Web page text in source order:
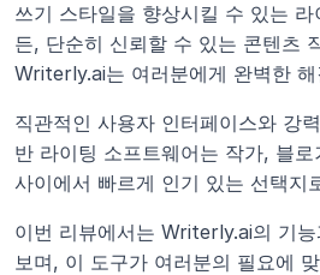
쓰기 스타일을 향상시킬 수 있는
든, 단순히 신뢰할 수 있는 콘텐츠
Writerly.ai는 여러분에게 완벽한
직관적인 사용자 인터페이스와 강
반 라이팅 소프트웨어는 작가, 블
사이에서 빠르게 인기 있는 선택지
이번 리뷰에서는 Writerly.ai의 기
보며, 이 도구가 여러분의 필요에